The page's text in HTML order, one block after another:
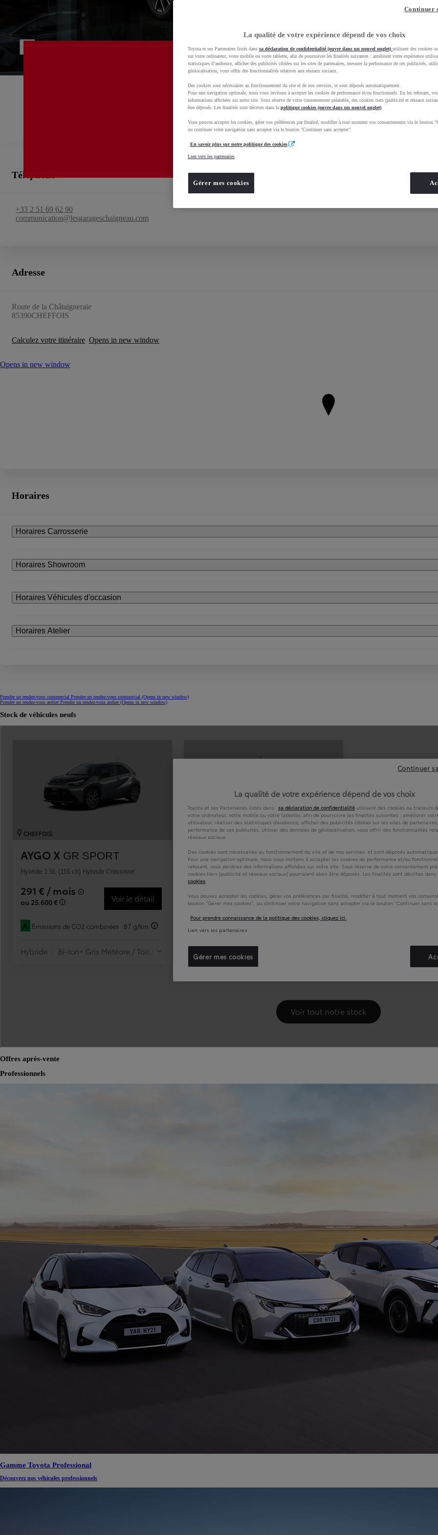
HYBRIDE
Disponible prochainement
LES GARAGES CHAIGNEAU Cheffois
00CD2-CFFE5-30B35-22000-01270-1
Service commercial, Atelier, Carrosserie, Pièces de rechange, Toyota rent cars, Véhicules d'occasion
Nos informations
Téléphone
+33 2 51 69 62 90
communication@lesgarageschaigneau.com
Adresse
Route de la Châtaigneraie
85390CHEFFOIS
Calculez votre itinéraire Opens in new window
Opens in new window
Horaires
Horaires Carrosserie
Horaires Showroom
Horaires Véhicules d'occasion
Horaires Atelier
Prendre un rendez-vous commercial Prendre un rendez-vous commercial (Opens in new window)
Prendre un rendez-vous atelierPrendre un rendez-vous atelier(Opens in new window)
Stock de véhicules neufs
Offres après-vente
Professionnels
Gamme Toyota Professional
Découvrez nos véhicules professionnels
La qualité de votre expérience dépend de vos choix
Toyota et ses Partenaires listés dans sa déclaration de confidentialité (ouvre dans un nouvel onglet) utilisent des cookies
sur votre ordinateur, votre mobile ou votre tablette, afin de poursuivre les finalités suivantes : améliorer votre expérience
statistiques d’audience, afficher des publicités ciblées sur les sites de partenaires, mesurer la performance de ces publicités,
géolocalisation, vous offrir des fonctionnalités relatives aux réseaux sociaux.
Des cookies sont nécessaires au fonctionnement du site et de nos services, et sont déposés automatiquement.
Pour une navigation optimale, nous vous invitons à accepter les cookies de performance et/ou fonctionnels. En les refusant,
informations affichées sur notre site. Sous réserve de votre consentement préalable, des cookies tiers (publicité et réseaux
être déposés. Les finalités sont décrites dans la politique cookies (ouvre dans un nouvel onglet)
Vous pouvez accepter les cookies, gérer vos préférences par finalité, modifier à tout moment vos consentements via le bouton
ou continuer votre navigation sans accepter via le bouton "Continuer sans accepter".
En savoir plus sur notre politique des cookies
Lien vers les partenaires
Gérer mes cookies
Continuer